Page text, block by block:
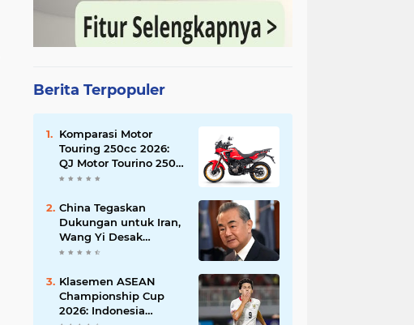
Berita Terpopuler
Komparasi Motor
Touring 250cc 2026:
QJ Motor Tourino 250
DX, Suzuki V-Strom
Versys-X 250?
China Tegaskan
Dukungan untuk Iran,
Wang Yi Desak
Perdamaian Timur
Ketegangan dengan
AS
Klasemen ASEAN
Championship Cup
2026: Indonesia